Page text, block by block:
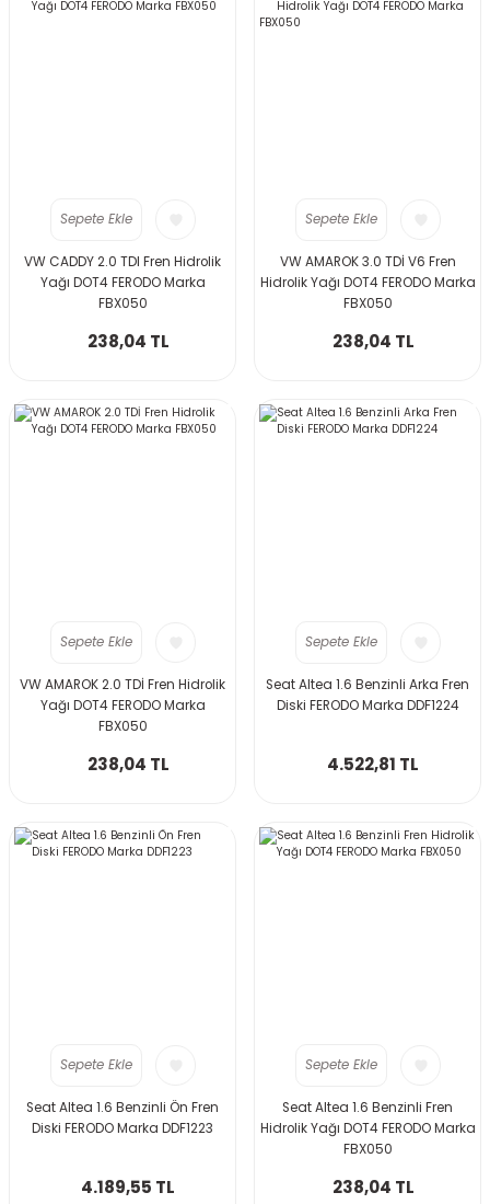
Sepete Ekle
VW CADDY 2.0 TDI Fren Hidrolik
Yağı DOT4 FERODO Marka
FBX050
238,04 TL
Sepete Ekle
VW AMAROK 3.0 TDİ V6 Fren
Hidrolik Yağı DOT4 FERODO Marka
FBX050
238,04 TL
Sepete Ekle
VW AMAROK 2.0 TDİ Fren Hidrolik
Yağı DOT4 FERODO Marka
FBX050
238,04 TL
Sepete Ekle
Seat Altea 1.6 Benzinli Arka Fren
Diski FERODO Marka DDF1224
4.522,81 TL
Sepete Ekle
Seat Altea 1.6 Benzinli Ön Fren
Diski FERODO Marka DDF1223
4.189,55 TL
Sepete Ekle
Seat Altea 1.6 Benzinli Fren
Hidrolik Yağı DOT4 FERODO Marka
FBX050
238,04 TL